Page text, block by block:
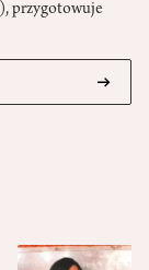
przygotowuje